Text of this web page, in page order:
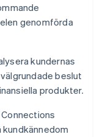
genomförda
kundernas
beslut
produkter.
Connections